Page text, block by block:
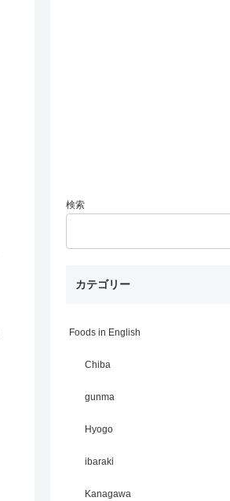
検索
カテゴリー
Foods in English
Chiba
gunma
Hyogo
ibaraki
Kanagawa